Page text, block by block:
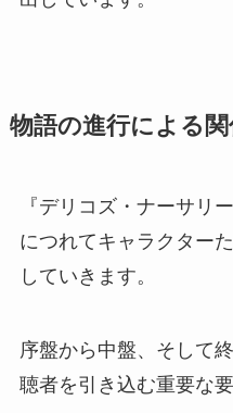
物語の進行による
『デリコズ・ナーサリ
につれてキャラクター
していきます。
序盤から中盤、そして
聴者を引き込む重要な